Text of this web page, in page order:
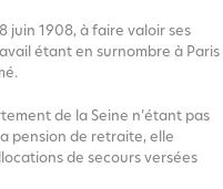
juin 1908, à faire valoir ses
étant en surnombre à Paris
de la Seine n’étant pas
pension de retraite, elle
de secours versées